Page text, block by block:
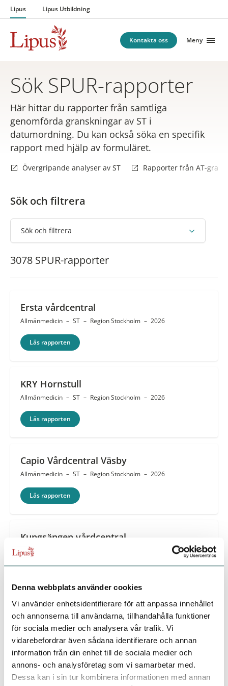
Denna webbplats använder cookies
Vi använder enhetsidentifierare för att anpassa innehållet
och annonserna till användarna, tillhandahålla funktioner
för sociala medier och analysera vår trafik. Vi
vidarebefordrar även sådana identifierare och annan
information från din enhet till de sociala medier och
annons- och analysföretag som vi samarbetar med.
Dessa kan i sin tur kombinera informationen med annan
Hoppa till innehåll
Lipus Lipus Utbildning
Kontakta oss Meny
Sök SPUR-rapporter
Här hittar du rapporter från samtliga
genomförda granskningar av ST i
datumordning. Du kan också söka en specifik
rapport med hjälp av formuläret.
Övergripande analyser av ST Rapporter från AT-
Sök och filtrera
Sök och filtrera
3078 SPUR-rapporter
Ersta vårdcentral
Allmänmedicin – ST – Region Stockholm – 2026
Läs rapporten
KRY Hornstull
Allmänmedicin – ST – Region Stockholm – 2026
Läs rapporten
Capio Vårdcentral Väsby
Allmänmedicin – ST – Region Stockholm – 2026
Läs rapporten
Kungsängen vårdcentral
Allmänmedicin
Mälarsjukhuset Eskilstuna
Klinisk fysiologi – ST – Region Sörmland, Eskilstuna
Läs rapporten